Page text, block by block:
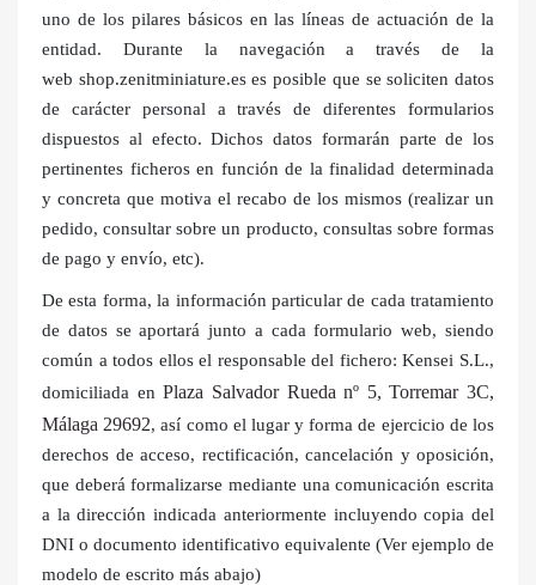
uno de los pilares básicos en las líneas de actuación de la
entidad. Durante la navegación a través de la
web shop.zenitminiature.es es posible que se soliciten datos
de carácter personal a través de diferentes formularios
dispuestos al efecto. Dichos datos formarán parte de los
pertinentes ficheros en función de la finalidad determinada
y concreta que motiva el recabo de los mismos (realizar un
pedido, consultar sobre un producto, consultas sobre formas
de pago y envío, etc).
De esta forma, la información particular de cada tratamiento
de datos se aportará junto a cada formulario web, siendo
común a todos ellos el responsable del fichero: Kensei S.L.,
domiciliada enPlaza Salvador Rueda nº 5, Torremar 3C,
Málaga 29692, así como el lugar y forma de ejercicio de los
derechos de acceso, rectificación, cancelación y oposición,
que deberá formalizarse mediante una comunicación escrita
a la dirección indicada anteriormente incluyendo copia del
DNI o documento identificativo equivalente (Ver ejemplo de
modelo de escrito más abajo)